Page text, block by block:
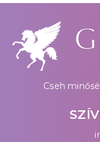
Cseh